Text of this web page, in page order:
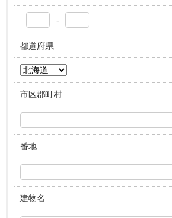
-
都道府県
市区郡町村
番地
建物名